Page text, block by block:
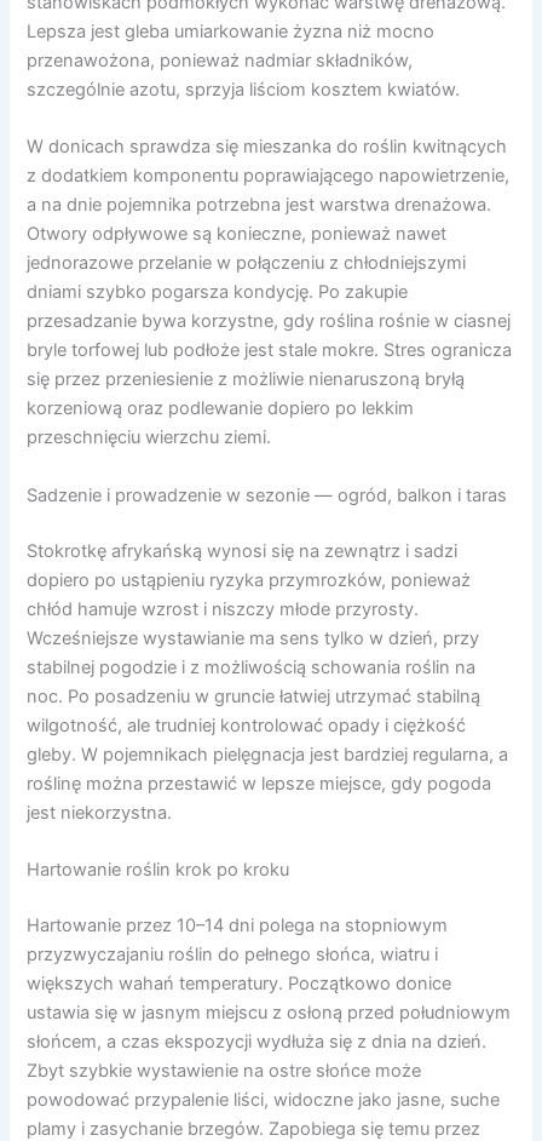
Lepsza jest gleba umiarkowanie żyzna niż mocno
przenawożona, ponieważ nadmiar składników,
szczególnie azotu, sprzyja liściom kosztem kwiatów.
W donicach sprawdza się mieszanka do roślin kwitnących
z dodatkiem komponentu poprawiającego napowietrzenie,
a na dnie pojemnika potrzebna jest warstwa drenażowa.
Otwory odpływowe są konieczne, ponieważ nawet
jednorazowe przelanie w połączeniu z chłodniejszymi
dniami szybko pogarsza kondycję. Po zakupie
przesadzanie bywa korzystne, gdy roślina rośnie w ciasnej
bryle torfowej lub podłoże jest stale mokre. Stres ogranicza
się przez przeniesienie z możliwie nienaruszoną bryłą
korzeniową oraz podlewanie dopiero po lekkim
przeschnięciu wierzchu ziemi.
Sadzenie i prowadzenie w sezonie — ogród, balkon i taras
Stokrotkę afrykańską wynosi się na zewnątrz i sadzi
dopiero po ustąpieniu ryzyka przymrozków, ponieważ
chłód hamuje wzrost i niszczy młode przyrosty.
Wcześniejsze wystawianie ma sens tylko w dzień, przy
stabilnej pogodzie i z możliwością schowania roślin na
noc. Po posadzeniu w gruncie łatwiej utrzymać stabilną
wilgotność, ale trudniej kontrolować opady i ciężkość
gleby. W pojemnikach pielęgnacja jest bardziej regularna, a
roślinę można przestawić w lepsze miejsce, gdy pogoda
jest niekorzystna.
Hartowanie roślin krok po kroku
Hartowanie przez 10–14 dni polega na stopniowym
przyzwyczajaniu roślin do pełnego słońca, wiatru i
większych wahań temperatury. Początkowo donice
ustawia się w jasnym miejscu z osłoną przed południowym
słońcem, a czas ekspozycji wydłuża się z dnia na dzień.
Zbyt szybkie wystawienie na ostre słońce może
powodować przypalenie liści, widoczne jako jasne, suche
plamy i zasychanie brzegów. Zapobiega się temu przez